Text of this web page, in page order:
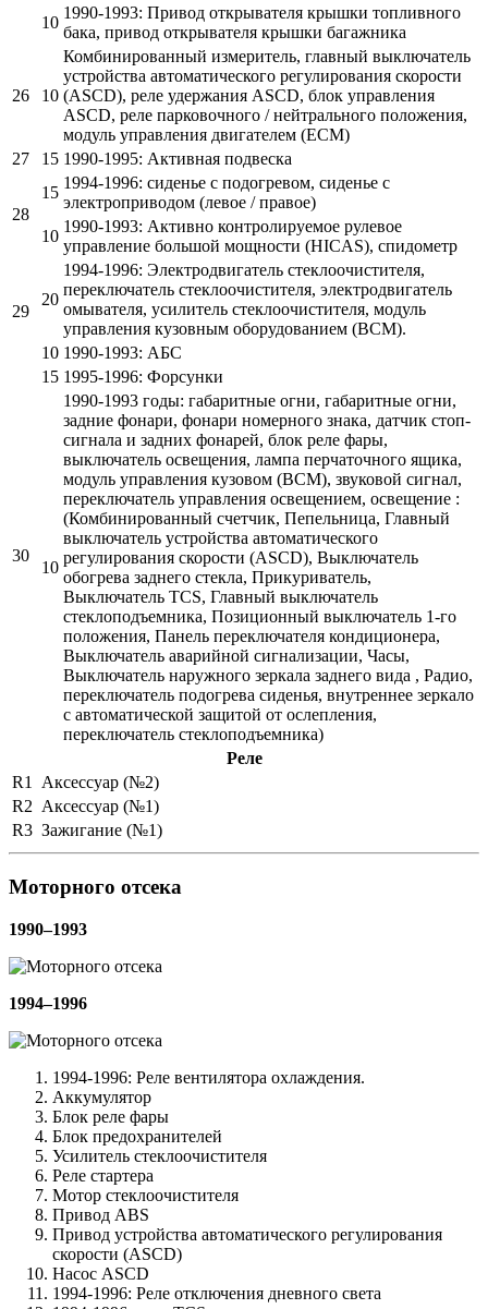
10
1990-1993: Привод открывателя крышки топливного
бака, привод открывателя крышки багажника
26 10
Комбинированный измеритель, главный выключатель
устройства автоматического регулирования скорости
(ASCD), реле удержания ASCD, блок управления
ASCD, реле парковочного / нейтрального положения,
модуль управления двигателем (ECM)
27
15 1990-1995: Активная подвеска
28
15
1994-1996: сиденье с подогревом, сиденье с
электроприводом (левое / правое)
10
1990-1993: Активно контролируемое рулевое
управление большой мощности (HICAS), спидометр
29
20
1994-1996: Электродвигатель стеклоочистителя,
переключатель стеклоочистителя, электродвигатель
омывателя, усилитель стеклоочистителя, модуль
управления кузовным оборудованием (BCM).
10 1990-1993: АБС
30
15 1995-1996: Форсунки
10
1990-1993 годы: габаритные огни, габаритные огни,
задние фонари, фонари номерного знака, датчик стоп-
сигнала и задних фонарей, блок реле фары,
выключатель освещения, лампа перчаточного ящика,
модуль управления кузовом (BCM), звуковой сигнал,
переключатель управления освещением, освещение :
(Комбинированный счетчик, Пепельница, Главный
выключатель устройства автоматического
регулирования скорости (ASCD), Выключатель
обогрева заднего стекла, Прикуриватель,
Выключатель TCS, Главный выключатель
стеклоподъемника, Позиционный выключатель 1-го
положения, Панель переключателя кондиционера,
Выключатель аварийной сигнализации, Часы,
Выключатель наружного зеркала заднего вида , Радио,
переключатель подогрева сиденья, внутреннее зеркало
с автоматической защитой от ослепления,
переключатель стеклоподъемника)
Реле
R1
Аксессуар (№2)
R2 Аксессуар (№1)
R3 Зажигание (№1)
Моторного отсека
1990–1993
1994–1996
1994-1996: Реле вентилятора охлаждения.
Аккумулятор
Блок реле фары
Блок предохранителей
Усилитель стеклоочистителя
Реле стартера
Мотор стеклоочистителя
Привод ABS
Привод устройства автоматического регулирования
скорости (ASCD)
Насос ASCD
1994-1996: Реле отключения дневного света